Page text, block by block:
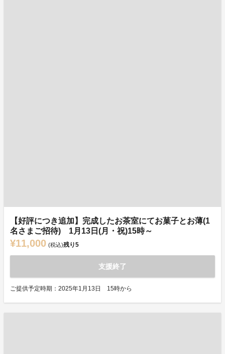
【好評につき追加】完成したお茶室にてお菓子とお薄(1
名さまご招待) 1月13日(月・祝)15時～
¥11,000 (税込)残り5
支援終了
ご提供予定時期：2025年1月13日 15時から